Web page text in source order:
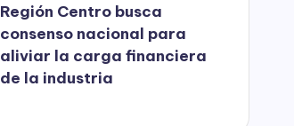
Región Centro busca
consenso nacional para
aliviar la carga financiera
de la industria